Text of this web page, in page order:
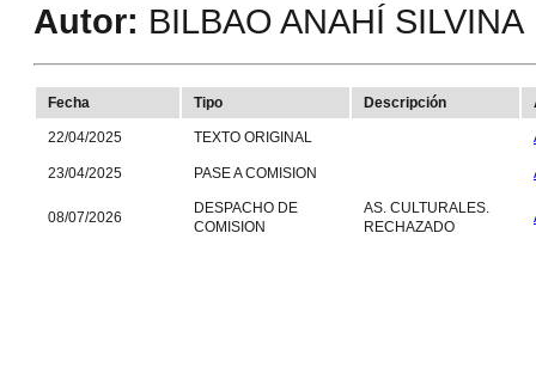
Autor: BILBAO ANAHÍ
Fecha Tipo Descripción
22/04/2025 TEXTO ORIGINAL
23/04/2025 PASE A COMISION
08/07/2026
DESPACHO DE
COMISION
AS. CULTURALES.
RECHAZADO